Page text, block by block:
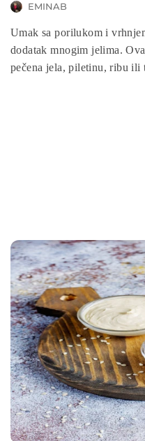
EMINAB
Umak sa porilukom i
dodatak mnogim jelima.
pečena jela, piletinu, ribu ili